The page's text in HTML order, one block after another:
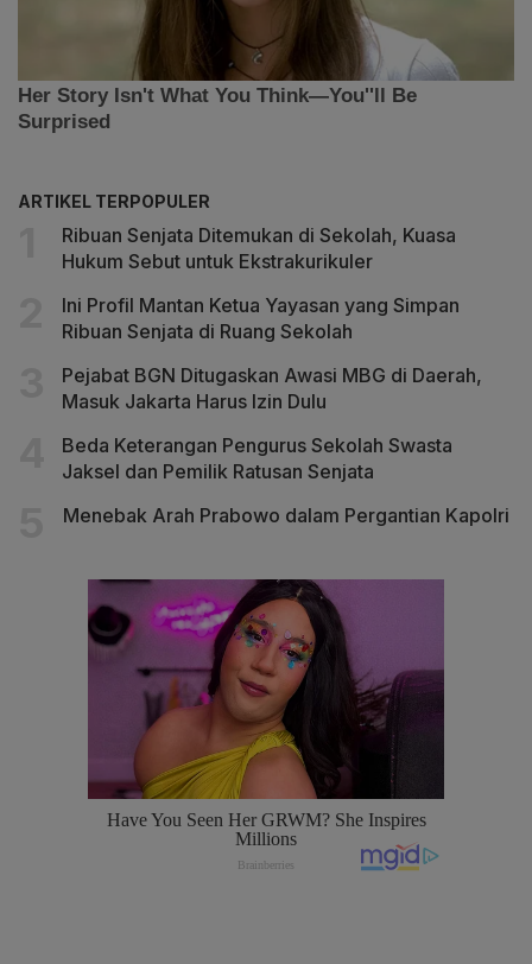
ARTIKEL TERPOPULER
Ribuan Senjata Ditemukan di Sekolah, Kuasa
Hukum Sebut untuk Ekstrakurikuler
Ini Profil Mantan Ketua Yayasan yang Simpan
Ribuan Senjata di Ruang Sekolah
Pejabat BGN Ditugaskan Awasi MBG di Daerah,
Masuk Jakarta Harus Izin Dulu
Beda Keterangan Pengurus Sekolah Swasta
Jaksel dan Pemilik Ratusan Senjata
Menebak Arah Prabowo dalam Pergantian Kapolri